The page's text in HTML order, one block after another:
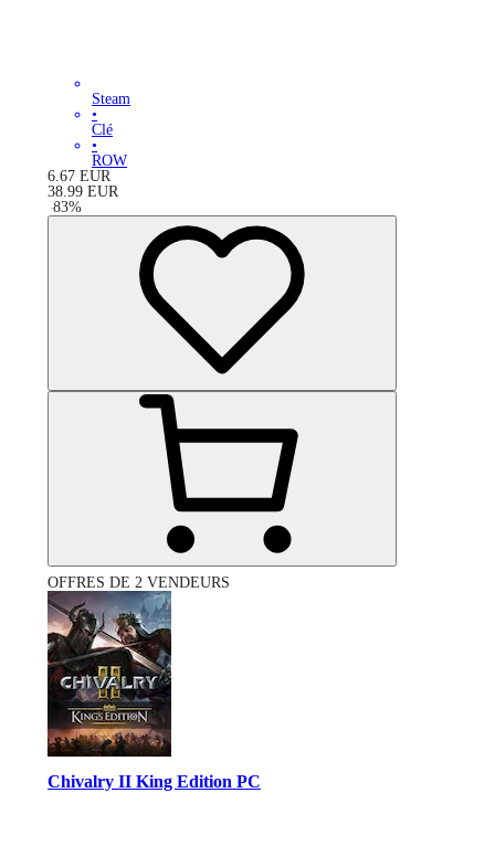
Steam
•
Clé
•
ROW
6.67 EUR
38.99 EUR
-83%
OFFRES DE 2 VENDEURS
Chivalry II King Edition PC